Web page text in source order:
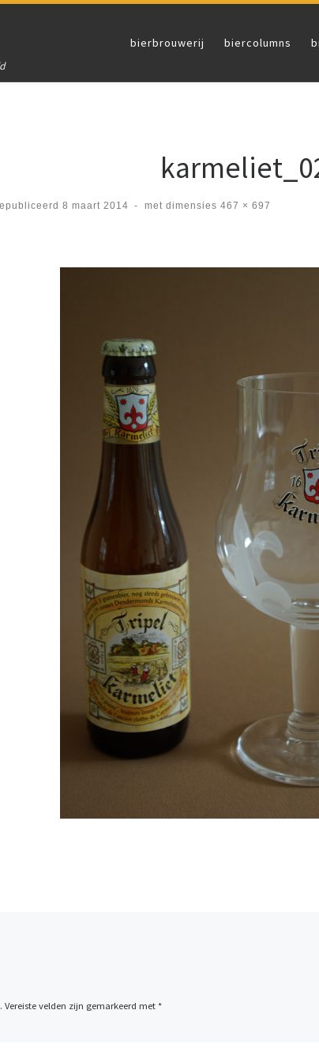
bierbrouwerij biercolumns
8 maart 2014 - met dimensies 467 × 697
Vereiste velden zijn gemarkeerd met *